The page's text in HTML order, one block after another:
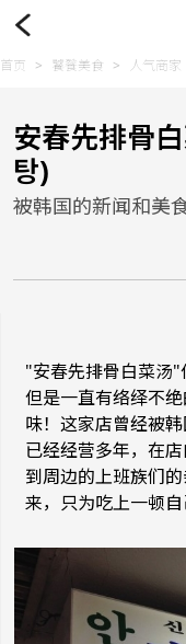
首页 > 饕餮美食 > 人气商家
安春先排骨
탕)
被韩国的新闻和美
"安春先排骨白菜汤"
但是一直有络绎不
味！这家店曾经被
已经经营多年，在
到周边的上班族们
来，只为吃上一顿自